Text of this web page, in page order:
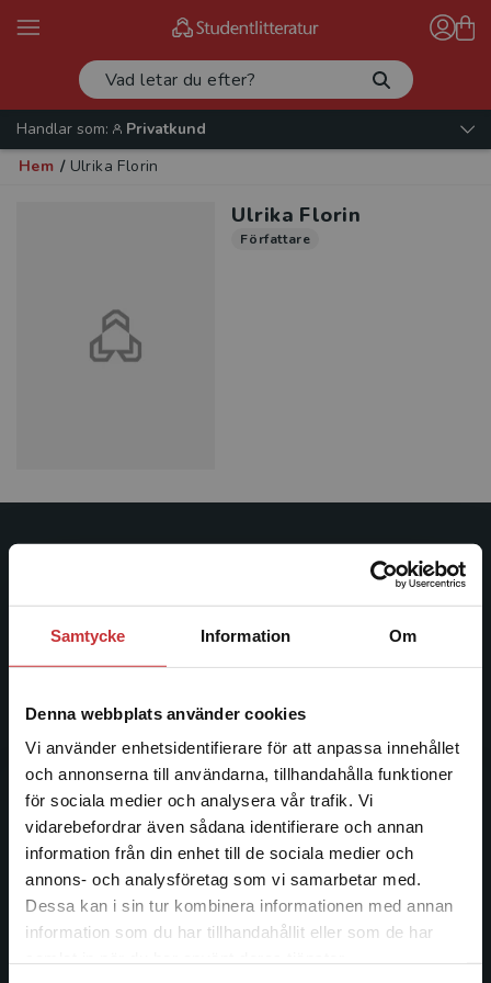
Samtycke Information Om
Denna webbplats använder cookies
Vi använder enhetsidentifierare för att anpassa innehållet
och annonserna till användarna, tillhandahålla funktioner
för sociala medier och analysera vår trafik. Vi
vidarebefordrar även sådana identifierare och annan
information från din enhet till de sociala medier och
annons- och analysföretag som vi samarbetar med.
Dessa kan i sin tur kombinera informationen med annan
information som du har tillhandahållit eller som de har
Begränsad fraktregion
Det verkar som att du besöker
studentlitteratur.se via en enhet utanför Sverige.
Handlar som:
Privatkund
Hem / Ulrika Florin
Ulrika Florin
Författare
Studentlitteratur grundades 1963 och är idag Sveriges
ledande utbildningsförlag. Med läromedel, kurslitteratur,
facklitteratur, utbildningar och digitala
längs hela kunskapsresan.
Kontakta oss
Kontakta oss
046-31 20 00
Postadress:
Box 141
221 00 Lund